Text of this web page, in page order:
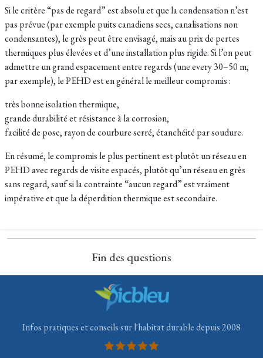
Si le critère “pas de regard” est absolu et que la condensation n’est
pas prévue (par exemple puits canadiens secs, canalisations non
condensantes), le grès peut être envisagé, mais au prix de pertes
thermiques plus élevées et d’une installation plus rigide. Si l’on peut
admettre un grand espacement entre regards (une every 30–50 m,
par exemple), le PEHD est en général le meilleur compromis :
très bonne isolation thermique,
grande durabilité et résistance à la corrosion,
facilité de pose, rayon de courbure serré, étanchéité par soudure.
En résumé, le compromis le plus pertinent est plutôt un réseau en
PEHD avec regards de visite espacés, plutôt qu’un réseau en grès
sans regard, sauf si la contrainte “aucun regard” est vraiment
impérative et que la déperdition thermique est secondaire.
Fin des questions
Infos pratiques et conseils sur l'habitat durable depuis 2008